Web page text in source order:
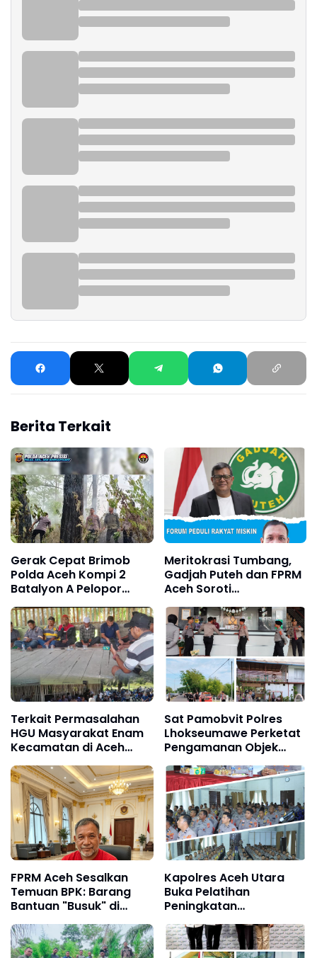
Berita Terkait
Gerak Cepat Brimob
Polda Aceh Kompi 2
Batalyon A Pelopor
Tangani Karhutla di
Lembah Seulawah
Meritokrasi Tumbang,
Gadjah Puteh dan FPRM
Aceh Soroti
Amburadulnya Tata
Kelola SDM ASN di
Pemko Langsa
Terkait Permasalahan
HGU Masyarakat Enam
Kecamatan di Aceh
Timur Akan Blokir Akses
Jalan dan Hentikan
Kegiatan PT. CGU
Sat Pamobvit Polres
Lhokseumawe Perketat
Pengamanan Objek
Wisata dan Car Free
Day
FPRM Aceh Sesalkan
Temuan BPK: Barang
Bantuan "Busuk" di
Gudang Dinsos Kota
Langsa Akibat Tidak
Terawat
Kapolres Aceh Utara
Buka Pelatihan
Peningkatan
Kemampuan Lima
Fungsi Teknis Kepolisian